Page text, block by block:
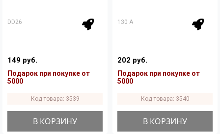
DD26
149 руб.
Подарок при покупке от
5000
Код товара: 3539
В КОРЗИНУ
130 A
202 руб.
Подарок при покупке от
5000
Код товара: 3540
В КОРЗИНУ